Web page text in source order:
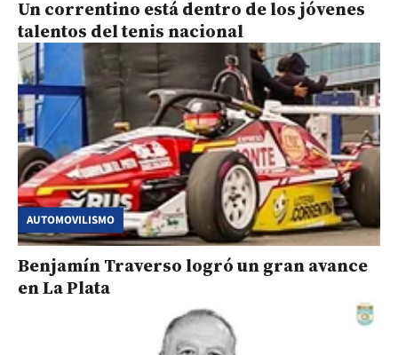
Un correntino está dentro de los jóvenes
talentos del tenis nacional
AUTOMOVILISMO
Benjamín Traverso logró un gran avance
en La Plata